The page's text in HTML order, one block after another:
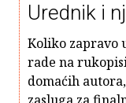
Urednik i
Koliko zapravo
rade na
domaćih